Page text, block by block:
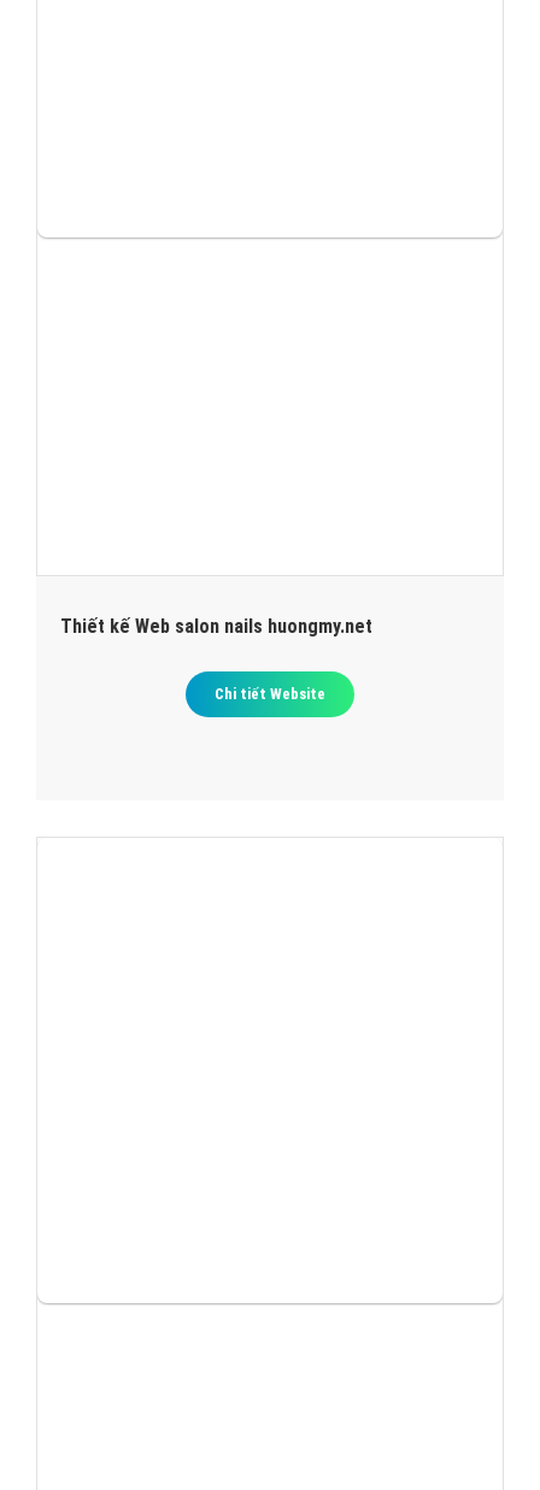
Thiết kế Web salon nails huongmy.net
Chi tiết Website